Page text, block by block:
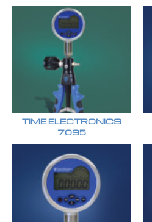
TIME ELECTRONICS
7095